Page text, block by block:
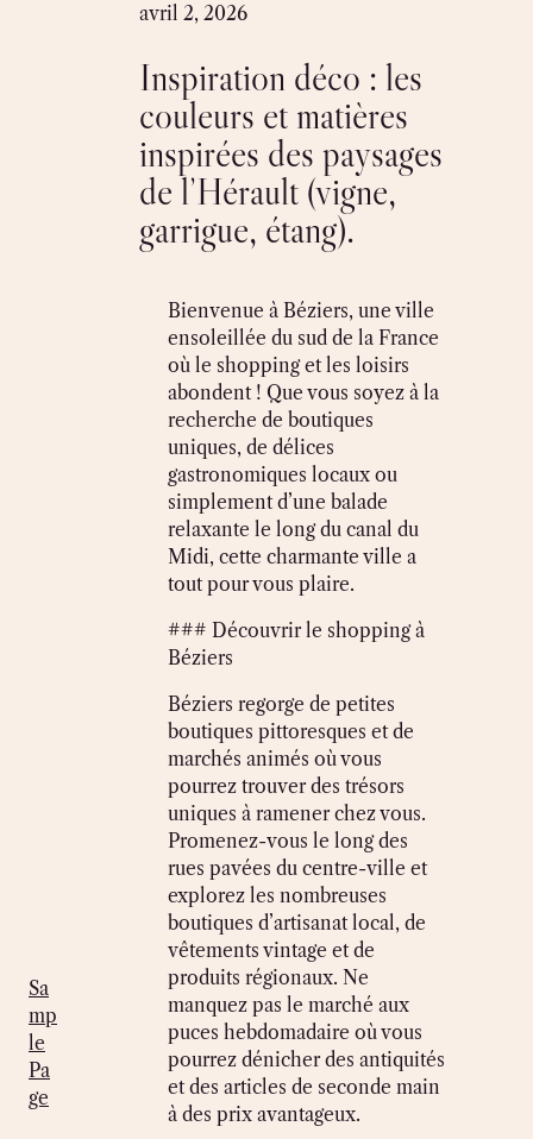
Sa
mp
le
Pa
ge
avril 2, 2026
Inspiration déco : les
couleurs et matières
inspirées des paysages
de l’Hérault (vigne,
garrigue, étang).
Bienvenue à Béziers, une ville
ensoleillée du sud de la France
où le shopping et les loisirs
abondent ! Que vous soyez à la
recherche de boutiques
uniques, de délices
gastronomiques locaux ou
simplement d’une balade
relaxante le long du canal du
Midi, cette charmante ville a
tout pour vous plaire.
### Découvrir le shopping à
Béziers
Béziers regorge de petites
boutiques pittoresques et de
marchés animés où vous
pourrez trouver des trésors
uniques à ramener chez vous.
Promenez-vous le long des
rues pavées du centre-ville et
explorez les nombreuses
boutiques d’artisanat local, de
vêtements vintage et de
produits régionaux. Ne
manquez pas le marché aux
puces hebdomadaire où vous
pourrez dénicher des antiquités
et des articles de seconde main
à des prix avantageux.